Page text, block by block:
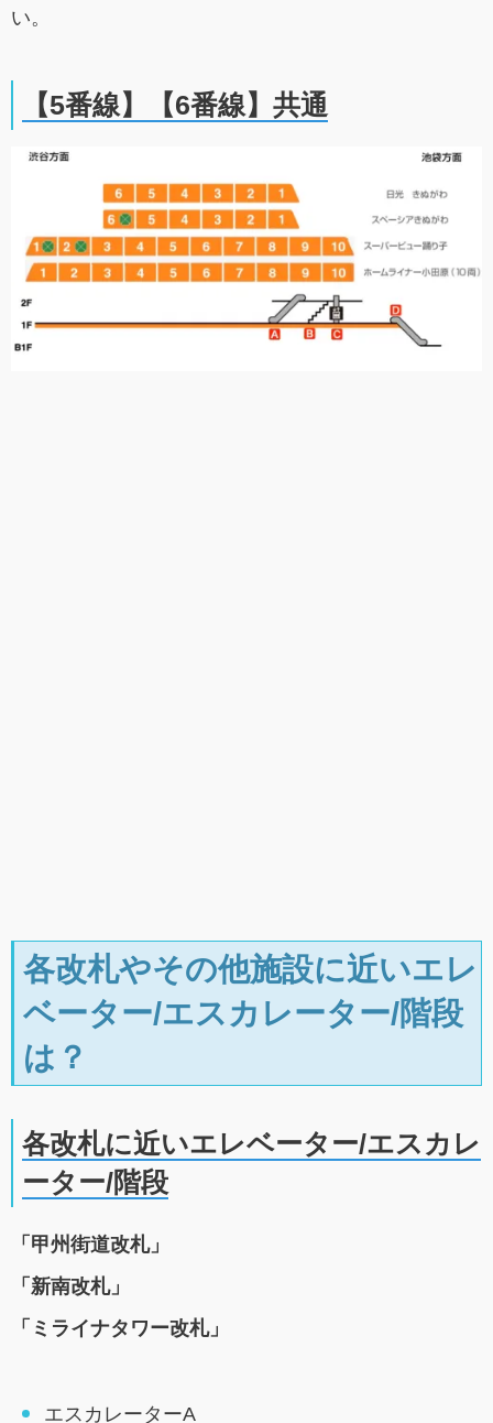
い。
【5番線】【6番線】共通
各改札やその他施設に近いエレ
ベーター/エスカレーター/階段
は？
各改札に近いエレベーター/エスカレ
ーター/階段
「甲州街道改札」
「新南改札」
「ミライナタワー改札」
エスカレーターA